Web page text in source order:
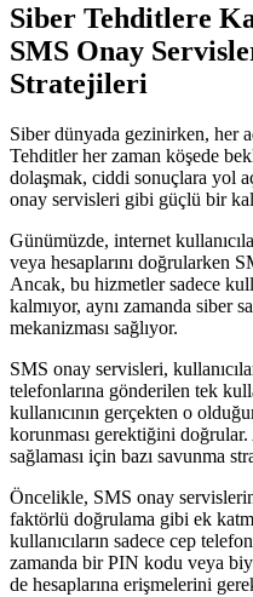
Siber Tehditlere
SMS Onay
Stratejileri
Siber dünyada gezinirken, her
Tehditler her zaman köşede
dolaşmak, ciddi sonuçlara yol
onay servisleri gibi güçlü bir
Günümüzde, internet
veya hesaplarını doğrularken
Ancak, bu hizmetler sadece
kalmıyor, aynı zamanda siber
mekanizması sağlıyor.
SMS onay servisleri,
telefonlarına gönderilen tek
kullanıcının gerçekten o
korunması gerektiğini
sağlaması için bazı savunma
Öncelikle, SMS onay
faktörlü doğrulama gibi ek
kullanıcıların sadece cep
zamanda bir PIN kodu veya
de hesaplarına erişmelerini